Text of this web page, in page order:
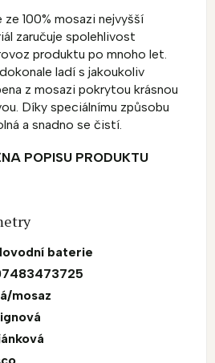
100% mosazi nejvyšší
zaručuje spolehlivost
produktu po mnoho let.
ladí s jakoukoliv
z mosazi pokrytou krásnou
Díky speciálnímu způsobu
a snadno se čistí.
POPISU PRODUKTU
baterie
mosaz